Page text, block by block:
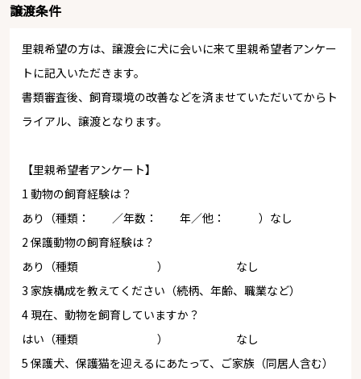
譲渡条件
里親希望の方は、譲渡会に犬に会いに来て里親希望者アンケー
トに記入いただきます。
書類審査後、飼育環境の改善などを済ませていただいてからト
ライアル、譲渡となります。
【里親希望者アンケート】
1 動物の飼育経験は？
あり（種類： ／年数： 年／他： ）なし
2 保護動物の飼育経験は？
あり（種類 ） なし
3 家族構成を教えてください（続柄、年齢、職業など）
4 現在、動物を飼育していますか？
はい（種類 ） なし
5 保護犬、保護猫を迎えるにあたって、ご家族（同居人含む）